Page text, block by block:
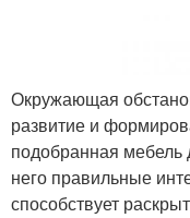
Окружающая
развитие и
подобранная мебель
него правильные
способствует